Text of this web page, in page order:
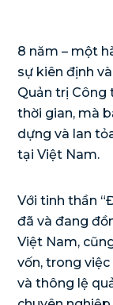
8 năm – một
sự kiên định
Quản trị Công
thời gian, mà
dựng và lan
tại Việt Nam.
Với tinh thần
đã và đang
Việt Nam,
vốn, trong
và thông lệ